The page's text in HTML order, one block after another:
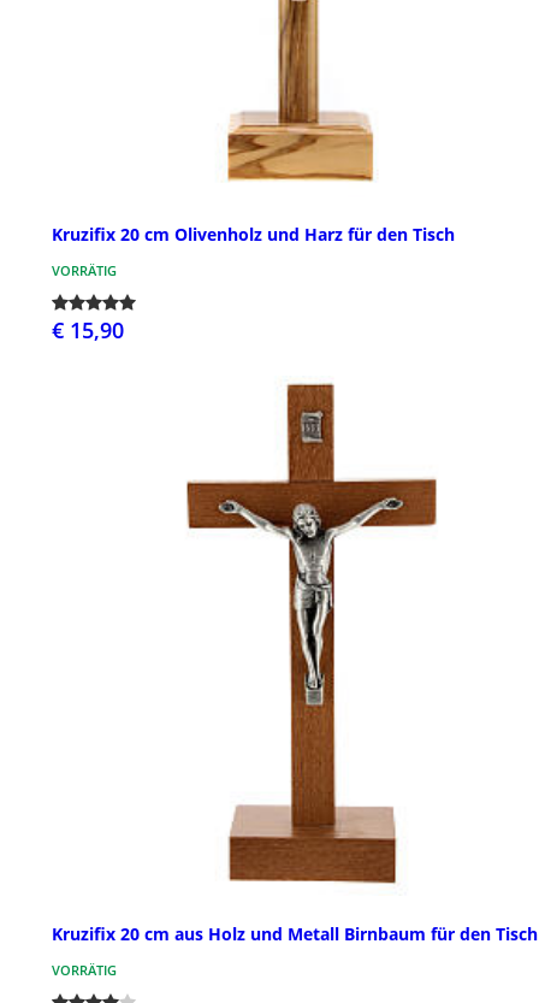
Kruzifix 20 cm Olivenholz und Harz für den Tisch
VORRÄTIG
€ 15,90
Kruzifix 20 cm aus Holz und Metall Birnbaum für den Tisch
VORRÄTIG